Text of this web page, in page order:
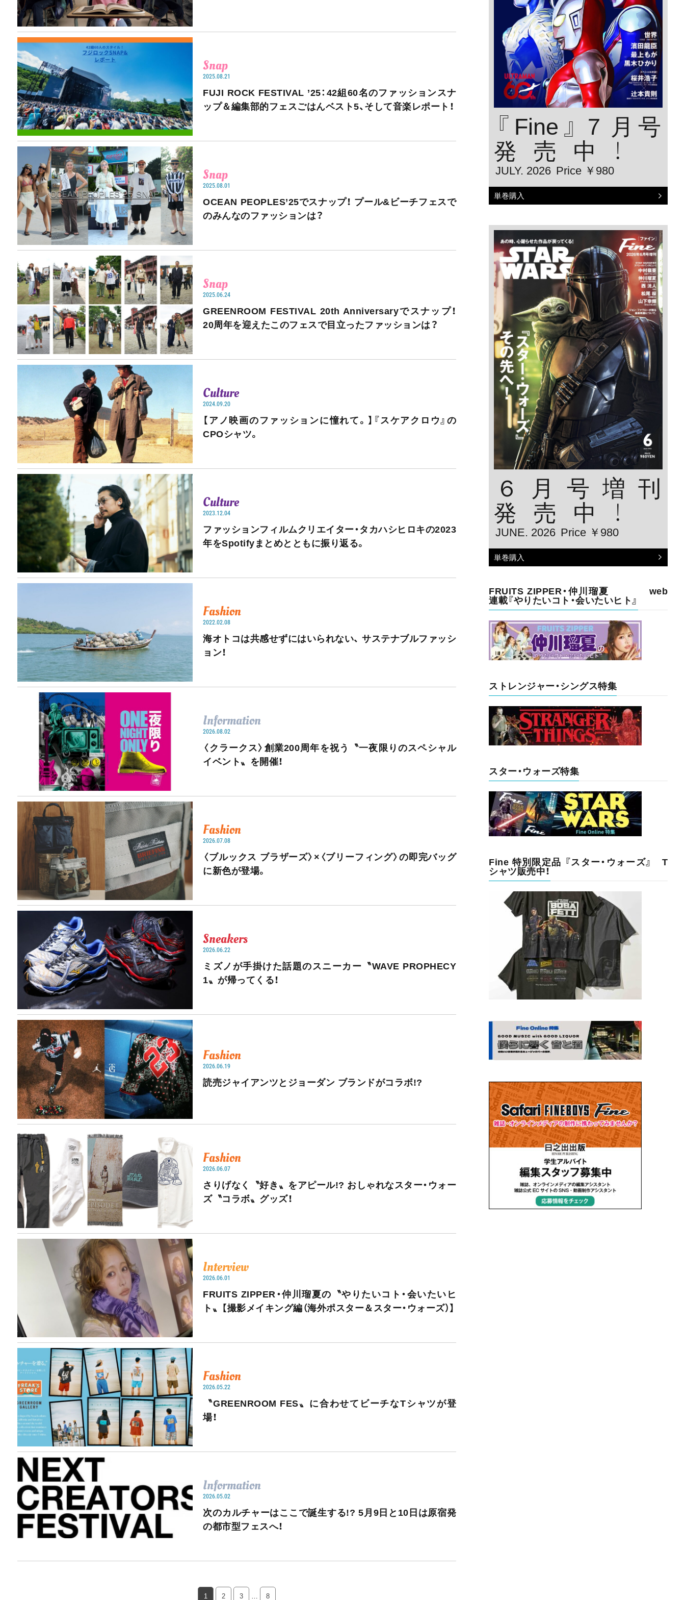
Snap
2025.08.21
FUJI ROCK FESTIVAL ’25：42組60名のファッションスナ
ップ＆編集部的フェスごはんベスト5、そして音楽レポート！
Snap
2025.08.01
OCEAN PEOPLES’25でスナップ！ プール&ビーチフェスで
のみんなのファッションは？
Snap
2025.06.24
GREENROOM FESTIVAL 20th Anniversaryでスナップ！
20周年を迎えたこのフェスで目立ったファッションは？
Culture
2024.09.20
【アノ映画のファッションに憧れて。】『スケアクロウ』の
CPOシャツ。
Culture
2023.12.04
ファッションフィルムクリエイター・タカハシヒロキの2023
年をSpotifyまとめとともに振り返る。
Fashion
2022.02.08
海オトコは共感せずにはいられない、 サステナブルファッシ
ョン！
Information
2026.08.02
〈クラークス〉創業200周年を祝う〝一夜限りのスペシャル
イベント〟を開催！
Fashion
2026.07.08
〈ブルックス ブラザーズ〉×〈ブリーフィング〉の即完バッグ
に新色が登場。
Sneakers
2026.06.22
ミズノが手掛けた話題のスニーカー〝WAVE PROPHECY
1〟が帰ってくる！
Fashion
2026.06.19
読売ジャイアンツとジョーダン ブランドがコラボ!?
Fashion
2026.06.07
さりげなく〝好き〟をアピール!? おしゃれなスター・ウォー
ズ〝コラボ〟グッズ！
Interview
2026.06.01
FRUITS ZIPPER・仲川瑠夏の〝やりたいコト・会いたいヒ
ト〟【撮影メイキング編（海外ポスター＆スター・ウォーズ）】
Fashion
2026.05.22
〝GREENROOM FES〟に合わせてビーチなTシャツが登
場！
Information
2026.05.02
次のカルチャーはここで誕生する!? 5月9日と10日は原宿発
の都市型フェスへ！
1 2 3 8
『Fine』７月号
発売中！
JULY. 2026 Price ￥980
単巻購入
６月号増刊
発売中！
JUNE. 2026 Price ￥980
単巻購入
FRUITS ZIPPER・仲川瑠夏 web
連載『やりたいコト・会いたいヒト』
ストレンジャー・シングス特集
スター・ウォーズ特集
Fine 特別限定品 『スター・ウォーズ』 T
シャツ販売中！